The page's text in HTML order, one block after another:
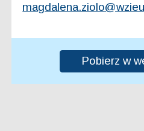
Pobierz w